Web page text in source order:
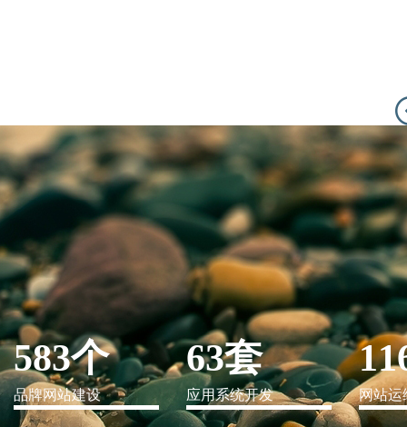
IT行业解决方案
583个
品牌网站建设
63套
应用系统开发 网站运